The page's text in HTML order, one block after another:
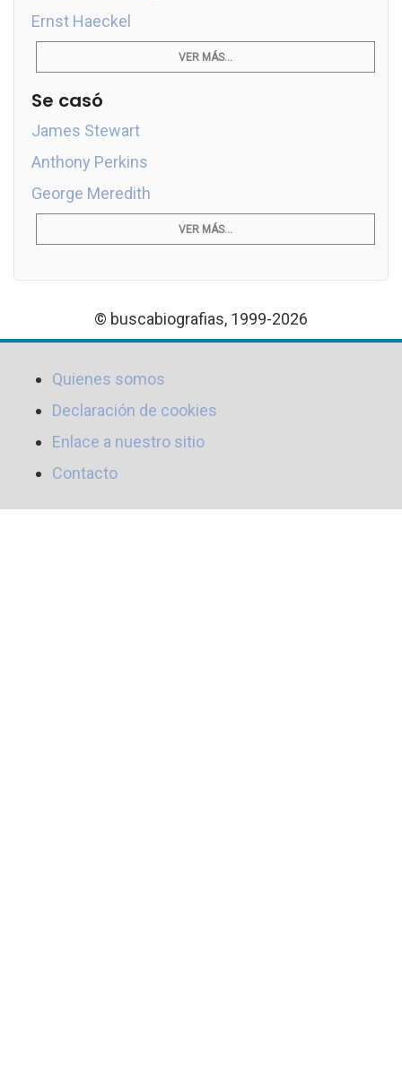
Ernst Haeckel
VER MÁS...
Se casó
James Stewart
Anthony Perkins
George Meredith
VER MÁS...
© buscabiografias, 1999-2026
Quienes somos
Declaración de cookies
Enlace a nuestro sitio
Contacto